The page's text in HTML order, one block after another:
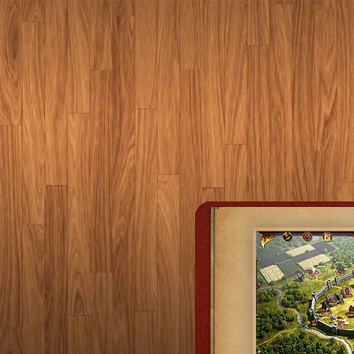
لشکریان گینگیزها گنجینه
هستند. پس گروهی دیگر از
کار خود را آغاز نمودند. حس
ها را می گیرد . زیرا برای
از تخصص سایرین نیز
در این مدت صدها کشور
مقاومت در برابر حمله های
گینگیزها تسخیر شده اند،
پادشاهان داستانی بسیار
با موارد بسیار جالبی
گنج، کتیبه جاودان، شهرهای
رازآلود عصر پادشاهان